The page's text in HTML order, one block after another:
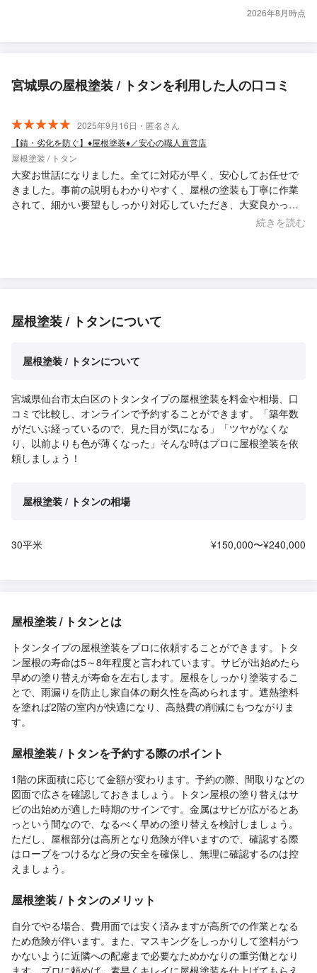
2026年8月時点
宮城県の屋根塗装 / トタンを利用した人の口コミ
2025年9月16日・匿名さん
【錆・劣化を防ぐ】♦︎屋根塗装♦︎／安心の職人直営店
屋根塗装 / トタン
大変お世話になりました。全てに対応が早く、安心してお任せで
きました。事前の説明もわかりやすく、屋根の塗装も丁寧に作業
されて、細かい要望もしっかり対応していただき、大変良かった
です。また機会がありましたら、是非お願いしたいと思います。
続きを読む
屋根塗装 / トタンについて
屋根塗装 / トタンについて
宮城県仙台市太白区のトタンタイプの屋根塗装を料金や相場、口
コミで比較し、オンラインで予約することができます。「築年数
がだいぶ経っているので、見た目が気になる」「ツヤがなくな
り、以前よりも色が薄くなった」そんな時はプロに屋根塗装を依
頼しましょう！
屋根塗装 / トタンの相場
30平米 ¥150,000〜¥240,000
屋根塗装 / トタンとは
トタンタイプの屋根塗装をプロに依頼することができます。トタ
ン屋根の寿命は5～8年程度と言われています。サビが出始めたら
早めの塗り替えが寿命を左右します。屋根をしっかり塗装するこ
とで、雨漏りを防止し家自体の耐久性を高められます。遮熱塗料
を塗れば2階の室内が快適になり、高熱費の削減にもつながりま
す。
屋根塗装 / トタンを予約する際のポイント
1階の床面積に応じて金額が変わります。予約の際、間取りなどの
図面で広さを確認しておきましょう。トタン屋根の塗り替えはサ
ビの出始めが適した時期のサインです。金属はサビが広がるとあ
っという間なので、なるべく早めの塗り替えを検討しましょう。
ただし、屋根部分は高所となり危険が伴いますので、確認する際
はロープをつけるなど身の安全を確保し、無理に確認するのは控
えましょう。
屋根塗装 / トタンのメリット
自分でやる場合、費用面では安く済みますが高所での作業となる
ため危険が伴います。また、マスキングをしっかりして塗料がつ
かないように近隣への配慮まで必要なためかなりの重労働となり